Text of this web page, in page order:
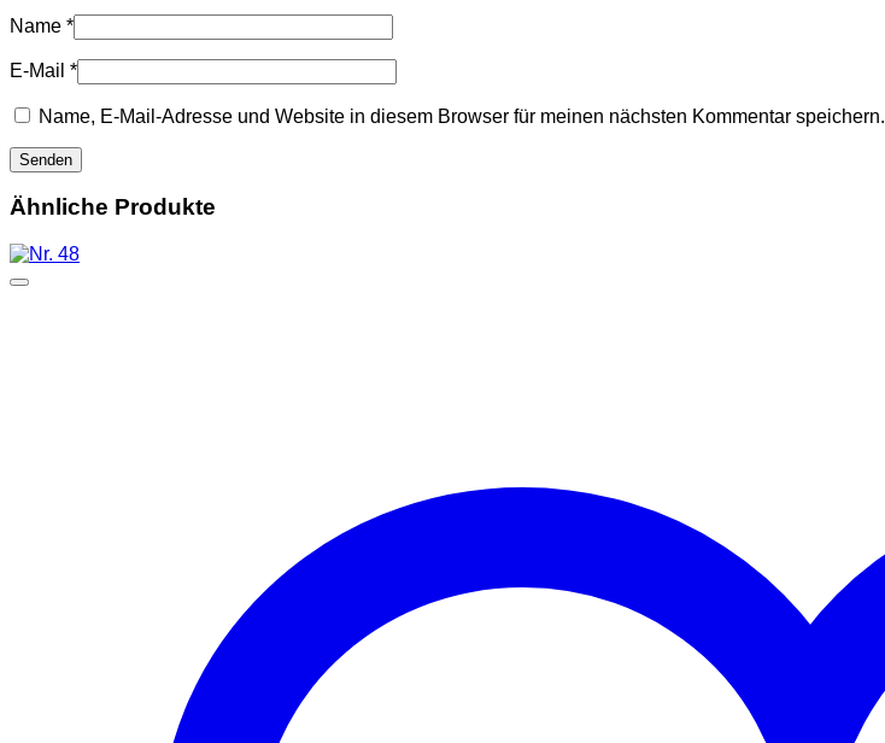
Name *
E-Mail *
Name, E-Mail-Adresse und Website in diesem Browser für meinen nächsten Kommentar speichern.
Ähnliche Produkte